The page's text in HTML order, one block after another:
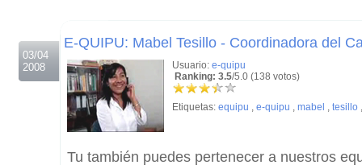
03/04
2008
E-QUIPU: Mabel Tesillo - Coordinadora del
Usuario: e-quipu
Ranking: 3.5/5.0 (138 votos)
Etiquetas: equipu , e-quipu , mabel , tesillo
Tu también puedes pertenecer a nuestros